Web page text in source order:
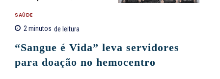
SAÚDE
2minutos de leitura
“Sangue é Vida” leva servidores
para doação no hemocentro